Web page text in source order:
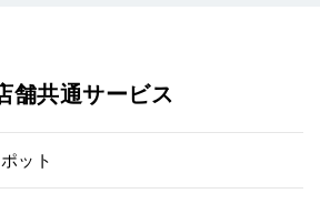
舗共通サービス
ット